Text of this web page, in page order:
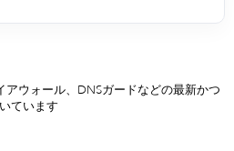
アウォール、DNSガードなどの最新かつ
ています